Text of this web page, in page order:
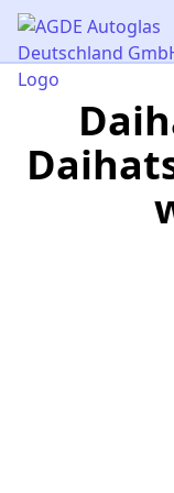
AGDE Autoglas